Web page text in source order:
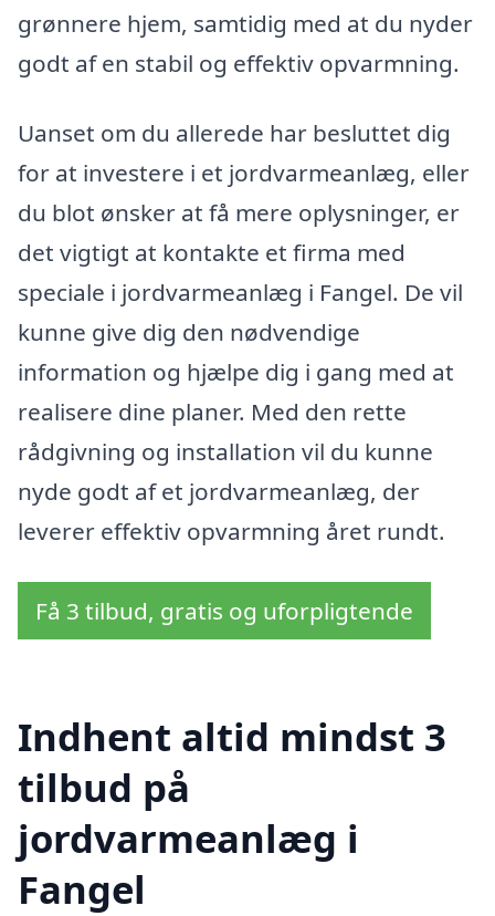
grønnere hjem, samtidig med at du nyder
godt af en stabil og effektiv opvarmning.
Uanset om du allerede har besluttet dig
for at investere i et jordvarmeanlæg, eller
du blot ønsker at få mere oplysninger, er
det vigtigt at kontakte et firma med
speciale i jordvarmeanlæg i Fangel. De vil
kunne give dig den nødvendige
information og hjælpe dig i gang med at
realisere dine planer. Med den rette
rådgivning og installation vil du kunne
nyde godt af et jordvarmeanlæg, der
leverer effektiv opvarmning året rundt.
Få 3 tilbud, gratis og uforpligtende
Indhent altid mindst 3
tilbud på
jordvarmeanlæg i
Fangel